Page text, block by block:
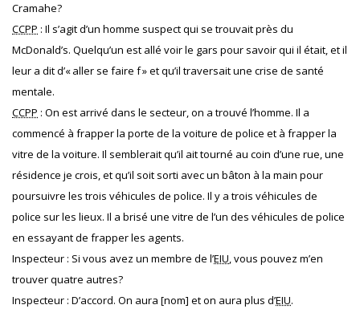
Cramahe?
CCPP : Il s’agit d’un homme suspect qui se trouvait près du
McDonald’s. Quelqu’un est allé voir le gars pour savoir qui il était, et il
leur a dit d’« aller se faire f » et qu’il traversait une crise de santé
mentale.
CCPP : On est arrivé dans le secteur, on a trouvé l’homme. Il a
commencé à frapper la porte de la voiture de police et à frapper la
vitre de la voiture. Il semblerait qu’il ait tourné au coin d’une rue, une
résidence je crois, et qu’il soit sorti avec un bâton à la main pour
poursuivre les trois véhicules de police. Il y a trois véhicules de
police sur les lieux. Il a brisé une vitre de l’un des véhicules de police
en essayant de frapper les agents.
Inspecteur : Si vous avez un membre de l’EIU, vous pouvez m’en
trouver quatre autres?
Inspecteur : D’accord. On aura [nom] et on aura plus d’EIU.